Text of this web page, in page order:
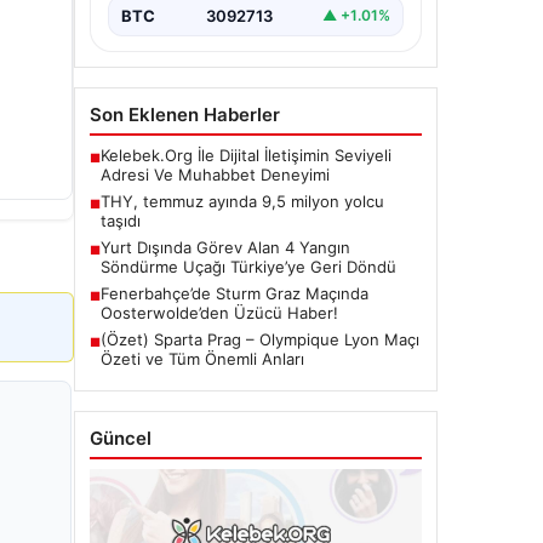
BTC 3092713 ▲ +1.01%
Son Eklenen Haberler
■Kelebek.Org İle Dijital İletişimin Seviyeli
Adresi Ve Muhabbet Deneyimi
■THY, temmuz ayında 9,5 milyon yolcu
taşıdı
■Yurt Dışında Görev Alan 4 Yangın
Söndürme Uçağı Türkiye’ye Geri Döndü
■Fenerbahçe’de Sturm Graz Maçında
Oosterwolde’den Üzücü Haber!
■(Özet) Sparta Prag – Olympique Lyon Maçı
Özeti ve Tüm Önemli Anları
Güncel